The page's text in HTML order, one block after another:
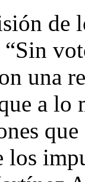
de
una
a lo